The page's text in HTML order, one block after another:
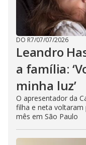
DO R7/07/07/2026
Leandro
a família:
minha luz’
O apresentador da
filha e neta voltaram
mês em São Paulo